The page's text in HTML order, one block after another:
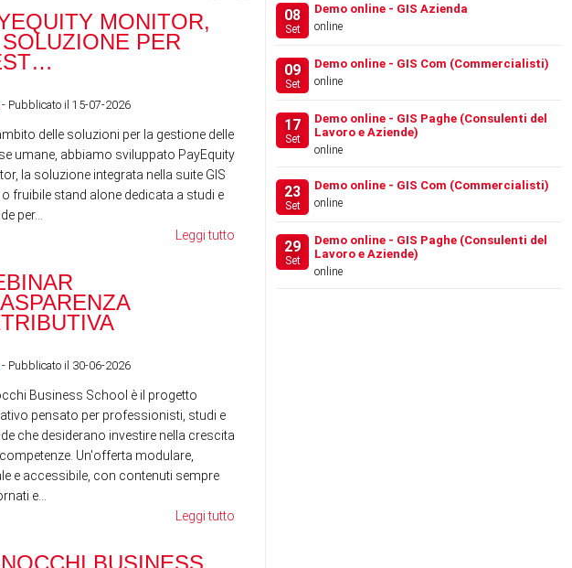
MONITOR,
SOLUZIONE PER
- Pubblicato il 15-07-2026
delle soluzioni per la gestione delle
umane, abbiamo sviluppato PayEquity
la soluzione integrata nella suite GIS
o fruibile stand alone dedicata a studi e
per...
Leggi tutto
- Pubblicato il 30-06-2026
Business School è il progetto
pensato per professionisti, studi e
che desiderano investire nella crescita
Un'offerta modulare,
e accessibile, con contenuti sempre
e...
Leggi tutto
RANOCCHI SOFTWARE
ACQUISISCE IL 100% DI
FESTIVAL DEL LAVORO
08
Set
Demo online - GIS Azienda
online
09
Set
Demo online - GIS Com (Commercialisti)
online
17
Set
Demo online - GIS Paghe (Consulenti del
Lavoro e Aziende)
online
23
Set
Demo online - GIS Com (Commercialisti)
online
29
Set
Demo online - GIS Paghe (Consulenti del
Lavoro e Aziende)
online